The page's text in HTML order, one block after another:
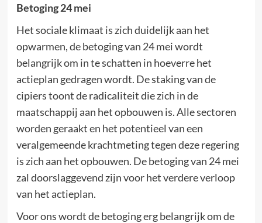
Betoging 24 mei
Het sociale klimaat is zich duidelijk aan het
opwarmen, de betoging van 24 mei wordt
belangrijk om in te schatten in hoeverre het
actieplan gedragen wordt. De staking van de
cipiers toont de radicaliteit die zich in de
maatschappij aan het opbouwen is. Alle sectoren
worden geraakt en het potentieel van een
veralgemeende krachtmeting tegen deze regering
is zich aan het opbouwen. De betoging van 24 mei
zal doorslaggevend zijn voor het verdere verloop
van het actieplan.
Voor ons wordt de betoging erg belangrijk om de